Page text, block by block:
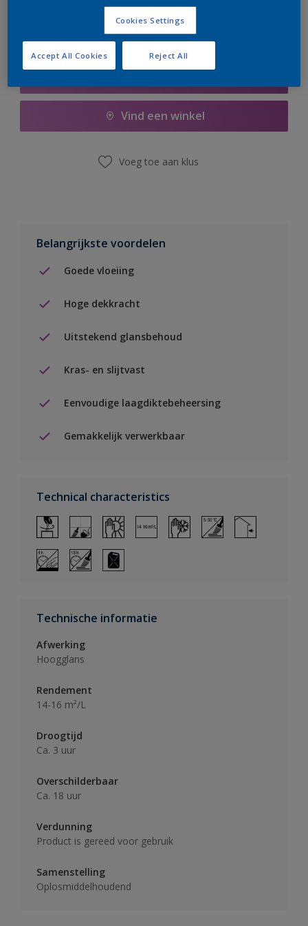
Vind een winkel
Voeg toe aan klus
Belangrijkste voordelen
Goede vloeiing
Hoge dekkracht
Uitstekend glansbehoud
Kras- en slijtvast
Eenvoudige laagdiktebeheersing
Gemakkelijk verwerkbaar
Technical characteristics
Technische informatie
Afwerking
Hoogglans
Rendement
14-16 m²/L
Droogtijd
Ca. 3 uur
Overschilderbaar
Ca. 18 uur
Verdunning
Product is gereed voor gebruik
Samenstelling
Oplosmiddelhoudend
Cookies Settings
Reject All
Accept All Cookies